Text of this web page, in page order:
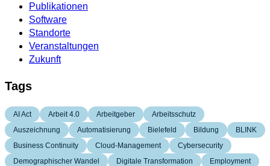
Publikationen
Software
Standorte
Veranstaltungen
Zukunft
Tags
AI Act Arbeit 4.0 Arbeitgeber
Arbeitsschutz
Auszeichnung
Automatisierung Bielefeld Bildung
BLINK
Business Continuity
Cloud-Management
Cybersecurity
Demographischer Wandel
Digitale Transformation
Employment